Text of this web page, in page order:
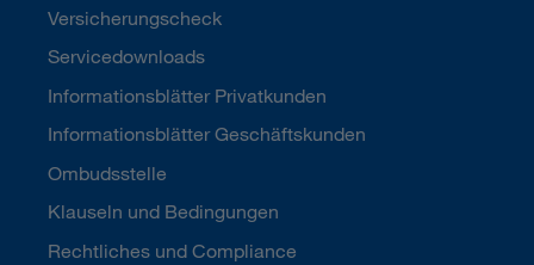
Versicherungscheck
Servicedownloads
Informationsblätter Privatkunden
Informationsblätter Geschäftskunden
Ombudsstelle
Klauseln und Bedingungen
Rechtliches und Compliance